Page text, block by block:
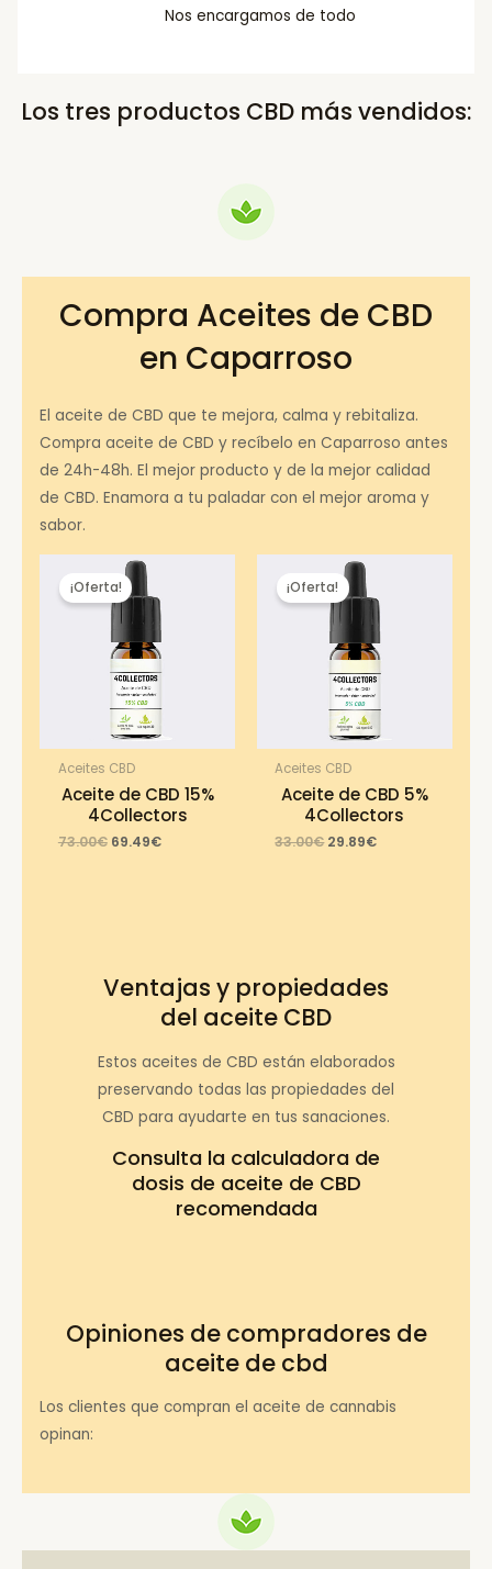
Nos encargamos de todo
Los tres productos CBD más vendidos:
Compra Aceites de CBD
en Caparroso
El aceite de CBD que te mejora, calma y rebitaliza.
Compra aceite de CBD y recíbelo en Caparroso antes
de 24h-48h. El mejor producto y de la mejor calidad
de CBD. Enamora a tu paladar con el mejor aroma y
sabor.
¡Oferta!
Aceites CBD
Aceite de CBD 15%
4Collectors
73.00€ Original
69.49€Current
¡Oferta!
Aceites CBD
Aceite de CBD 5%
4Collectors
33.00€ Original
29.89€Current
Ventajas y propiedades
del aceite CBD
Estos aceites de CBD están elaborados
preservando todas las propiedades del
CBD para ayudarte en tus sanaciones.
Consulta la calculadora de
dosis de aceite de CBD
recomendada
Opiniones de compradores de
aceite de cbd
Los clientes que compran el aceite de cannabis
opinan: